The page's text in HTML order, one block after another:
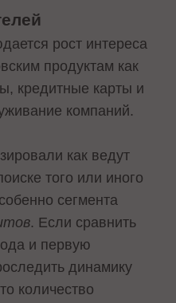
рост интереса
продуктам как
кредитные карты и
компаний.
как ведут
того или иного
сегмента
. Если сравнить
и первую
динамику
количество